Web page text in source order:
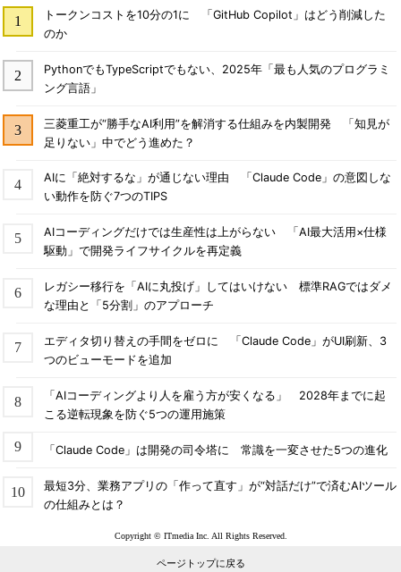
トークンコストを10分の1に 「GitHub Copilot」はどう削減した
のか
PythonでもTypeScriptでもない、2025年「最も人気のプログラミ
ング言語」
三菱重工が“勝手なAI利用”を解消する仕組みを内製開発 「知見が
足りない」中でどう進めた？
AIに「絶対するな」が通じない理由 「Claude Code」の意図しな
い動作を防ぐ7つのTIPS
AIコーディングだけでは生産性は上がらない 「AI最大活用×仕様
駆動」で開発ライフサイクルを再定義
レガシー移行を「AIに丸投げ」してはいけない 標準RAGではダメ
な理由と「5分割」のアプローチ
エディタ切り替えの手間をゼロに 「Claude Code」がUI刷新、3
つのビューモードを追加
「AIコーディングより人を雇う方が安くなる」 2028年までに起
こる逆転現象を防ぐ5つの運用施策
「Claude Code」は開発の司令塔に 常識を一変させた5つの進化
最短3分、業務アプリの「作って直す」が“対話だけ”で済むAIツール
の仕組みとは？
Copyright © ITmedia Inc. All Rights Reserved.
ページトップに戻る